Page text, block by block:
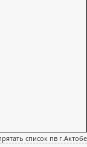
список пв г.Актобе